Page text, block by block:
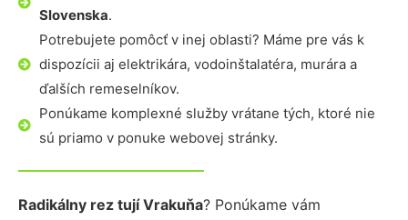
Slovenska.
Potrebujete pomôcť v inej oblasti? Máme pre vás k
dispozícii aj elektrikára, vodoinštalatéra, murára a
ďalších remeselníkov.
Ponúkame komplexné služby vrátane tých, ktoré nie
sú priamo v ponuke webovej stránky.
Radikálny rez tují Vrakuňa? Ponúkame vám